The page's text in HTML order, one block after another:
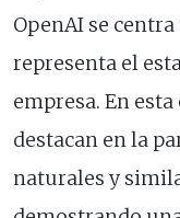
OpenAI se
representa el
empresa. En
destacan en la
naturales y